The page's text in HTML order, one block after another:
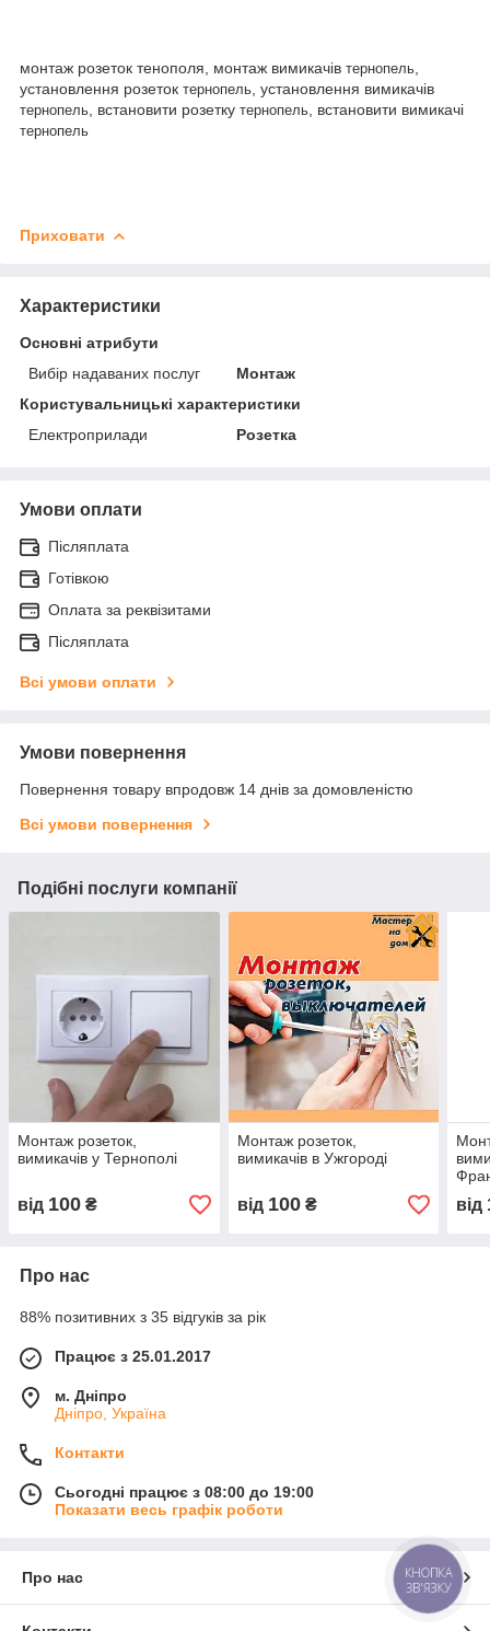
монтаж розеток тенополя, монтаж вимикачів тернопель
установлення розеток тернопель , установлення вимикачів
тернопель , встановити розетку тернопель , встановити вимикачі
тернопель
Приховати
Характеристики
Основні атрибути
Вибір надаваних послуг
Монтаж
Користувальницькі характеристики
Електроприлади
Розетка
Умови оплати
Післяплата
Готівкою
Оплата за реквізитами
Післяплата
Всі умови оплати
Умови повернення
Повернення товару впродовж 14 днів за домовленістю
Всі умови повернення
Подібні послуги компанії
Монтаж розеток,
вимикачів у Тернополі
від 100 ₴
Монтаж розеток,
вимикачів в Ужгороді
від 100₴ від
Про нас
88% позитивних з 35 відгуків за рік
Працює з 25.01.2017
м. Дніпро
Дніпро, Україна
Контакти
Сьогодні працює з 08:00 до 19:00
Показати весь графік роботи
Про нас
КНОПКА
ЗВ'ЯЗКУ